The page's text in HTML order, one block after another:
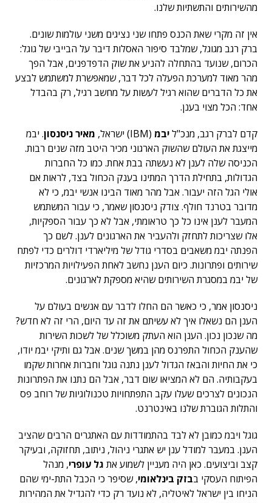
מהשירותים והתשתיות שלנו.
אין זה מקרי שאת הכנס פתחו שני נציגים משני עולמות שונים.
ברק רגב מגוגל, שמלבד סיפור האסלות דיבר על הבייבי של גוגל:
הכרום, שנועד בהתחלה להניע את שוק הדפדפנים, אבל הפך
מהר מאוד למערכת הפעלה לכל דבר, שמאפשרת למשתמש לבצע
את כל הדברים שהוא רגיל לעשות על מחשב רגיל, רק בהבדל
אחד: הכל מצוי בענן.
קדם לברק רגב, מנכ"ליבמ (IBM) ישראל, מאיר ניסנסון. יבמ
מייצגת את העולם שהשוק הארגוני מכיר היטב מזה שנים רבות.
הכניסה שלה לענן לא נעשתה בבת אחת. כמו כל החברות
הגדולות, בתחילת הדרך המתינו בענק הכחול בצד, לראות אם
אולי הגל הזה יעבור. אבל מהר מאוד הבינו אנשי יבמ, כי לא
מדובר בטרנד חולף. צודק ניסנסון שאמר, כי עבור המשתמש
המעבר לענן אינו כל כך טראומתי, אבל לא כך עבור הספקיות,
אלו שצריכות לתחזק ולהעביר את הארגונים לענן. לשם כך
הפנתה יבמ משאבים בסדרי גודל של מיליארדי דולרים כדי לפתח
שירותים ופתרונות. כיום הענן נחשב לאחת הפעילויות המרכזיות
של יבמ במסגרת השירותים שהיא מספקת לארגונים.
ניסנסון אמר, כי כאשר הם החלו לדבר עם אנשים בעולם על
הענן הם נשאלו איך לא עשיתם את זה עד היום, הרי זה לא חדש?
מה שנכון נכון. הענן הוא העתק משוכלל של לשכות השירות
שהענק הכחול התפרנס מהן במשך שנים. אבל גם ותיקי יבמ יודו,
כי את החיות והבאז הגדול לענן נתנה גוגל וחברות אחרות שקמו
בעקבותיה. הם לא המציאו שום דבר, אבל הם נתנו את הפתרונות
הנכונים לצרכים שעלו עקב התפתחויות טכנולוגיות של רוחב פס
והתלות הגוברת שלנו באינטרנט.
גוגל ויבמ כמובן לא לבד בהתמודדות עם האתגרים הרבים שהציב
הענן. במעבר למודל ענן יש אתגרי ניהול, ניתוב, תחזוקה, ובעיקר
קצב וביצועים. כאן היה מעניין לשמוע את גל עופרי, מנהל
הפיתוח העסקי בבזק בינלאומי, שסיפר כי הכבל התת-ימי שהם
הניחו בין ישראל לאיטליה, לא נועד רק כדי להגדיל את המהירות